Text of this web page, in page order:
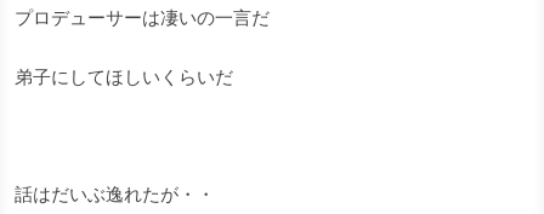
プロデューサーは凄いの一言だ
弟子にしてほしいくらいだ
話はだいぶ逸れたが・・